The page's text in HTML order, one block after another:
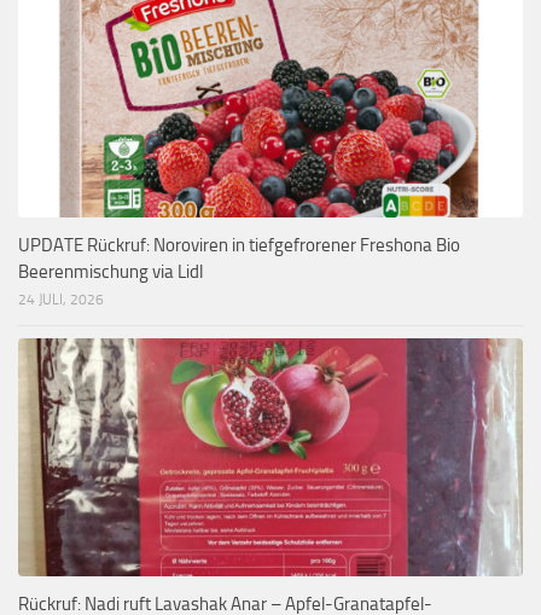
UPDATE Rückruf: Noroviren in tiefgefrorener Freshona Bio
Beerenmischung via Lidl
24 JULI, 2026
Rückruf: Nadi ruft Lavashak Anar – Apfel-Granatapfel-